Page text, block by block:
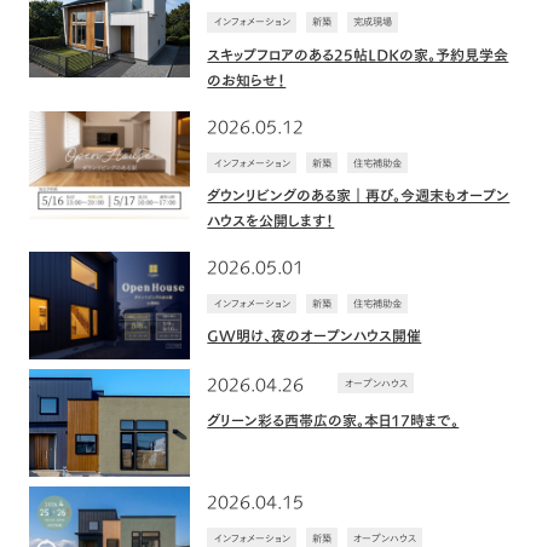
スキップフロアのある25帖LDKの家。予約見学会
のお知らせ！
インフォメーション 新築 完成現場
ダウンリビングのある家｜再び。今週末もオープン
ハウスを公開します！
インフォメーション 新築 住宅補助金
2026.05.12
GW明け、夜のオープンハウス開催
インフォメーション 新築 住宅補助金
2026.05.01
グリーン彩る西帯広の家。本日17時まで。
オープンハウス
2026.04.26
インフォメーション 新築 オープンハウス
2026.04.15